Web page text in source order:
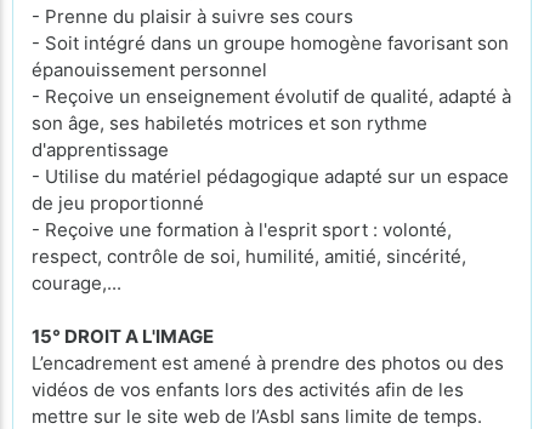
- Prenne du plaisir à suivre ses cours
- Soit intégré dans un groupe homogène favorisant son
épanouissement personnel
- Reçoive un enseignement évolutif de qualité, adapté à
son âge, ses habiletés motrices et son rythme
d'apprentissage
- Utilise du matériel pédagogique adapté sur un espace
de jeu proportionné
- Reçoive une formation à l'esprit sport : volonté,
respect, contrôle de soi, humilité, amitié, sincérité,
courage,...
15° DROIT A L'IMAGE
L’encadrement est amené à prendre des photos ou des
vidéos de vos enfants lors des activités afin de les
mettre sur le site web de l’Asbl sans limite de temps.